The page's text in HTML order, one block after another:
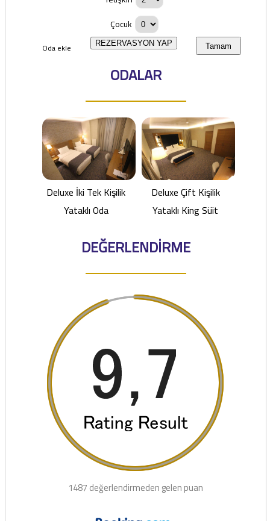
Çocuk
Oda ekle Tamam
REZERVASYON YAP
ODALAR
Deluxe İki Tek Kişilik
Yataklı Oda
Deluxe Çift Kişilik
Yataklı King Süit
DEĞERLENDİRME
1487 değerlendirmeden gelen puan